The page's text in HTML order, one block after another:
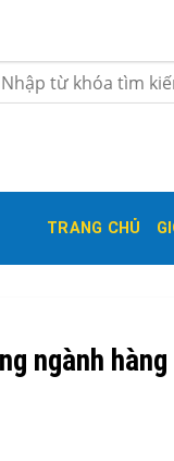
TRANG CHỦ
ngành hàng